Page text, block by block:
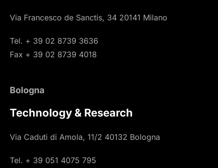
Via Francesco de Sanctis, 34 20141 Milano
Tel. + 39 02 8739 3636
Fax + 39 02 8739 4018
Bologna
Technology & Research
Via Caduti di Amola, 11/2 40132 Bologna
Tel. + 39 051 4075 795